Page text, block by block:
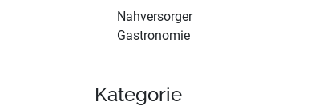
Nahversorger
Gastronomie
Kategorie